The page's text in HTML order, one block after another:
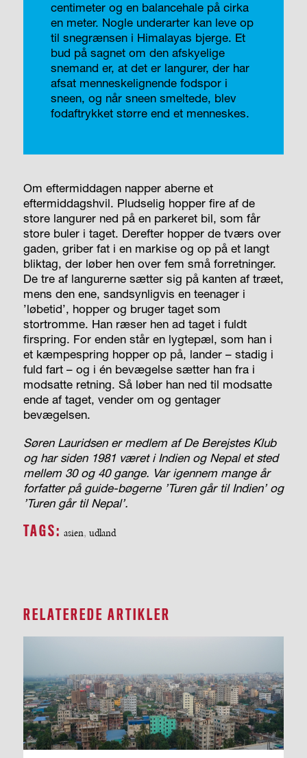
centimeter og en balancehale på cirka
en meter. Nogle underarter kan leve op
til snegrænsen i Himalayas bjerge. Et
bud på sagnet om den afskyelige
snemand er, at det er langurer, der har
afsat menneskelignende fodspor i
sneen, og når sneen smeltede, blev
fodaftrykket større end et menneskes.
Om eftermiddagen napper aberne et
eftermiddagshvil. Pludselig hopper fire af de
store langurer ned på en parkeret bil, som får
store buler i taget. Derefter hopper de tværs over
gaden, griber fat i en markise og op på et langt
bliktag, der løber hen over fem små forretninger.
De tre af langurerne sætter sig på kanten af træet,
mens den ene, sandsynligvis en teenager i
’løbetid’, hopper og bruger taget som
stortromme. Han ræser hen ad taget i fuldt
firspring. For enden står en lygtepæl, som han i
et kæmpespring hopper op på, lander – stadig i
fuld fart – og i én bevægelse sætter han fra i
modsatte retning. Så løber han ned til modsatte
ende af taget, vender om og gentager
bevægelsen.
Søren Lauridsen er medlem af De Berejstes Klub
og har siden 1981 været i Indien og Nepal et sted
mellem 30 og 40 gange. Var igennem mange år
forfatter på guide-bøgerne ’Turen går til Indien’ og
’Turen går til Nepal’.
TAGS: asien, udland
RELATEREDE ARTIKLER